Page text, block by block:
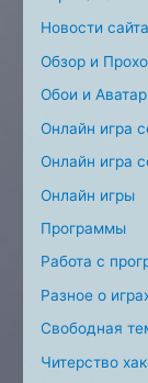
Новости сайта
Обзор и
Обои и
Онлайн игра
Онлайн игра
Онлайн игры
Программы
Работа с
Разное о
Свободная
Читерство